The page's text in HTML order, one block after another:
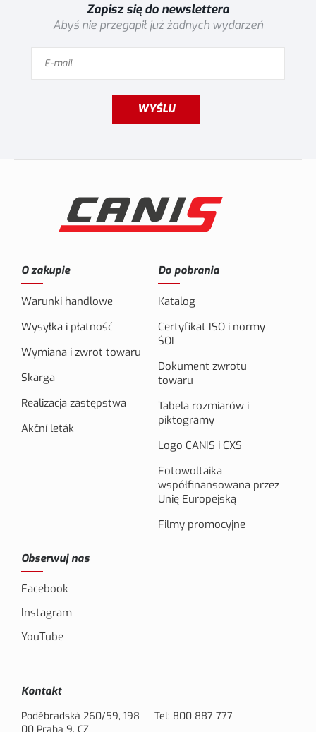
Zapisz się do newslettera
Abyś nie przegapił już żadnych wydarzeń
WYŚLIJ
O zakupie
Warunki handlowe
Wysyłka i płatność
Wymiana i zwrot towaru
Skarga
Realizacja zastępstwa
Akční leták
Do pobrania
Katalog
Certyfikat ISO i normy
ŚOI
Dokument zwrotu
towaru
Tabela rozmiarów i
piktogramy
Logo CANIS i CXS
Fotowoltaika
współfinansowana przez
Unię Europejską
Filmy promocyjne
Obserwuj nas
Facebook
Instagram
YouTube
Kontakt
Poděbradská 260/59, 198
Tel: 800 887 777